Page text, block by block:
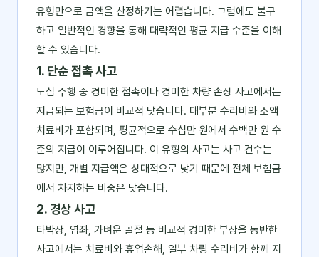
유형만으로 금액을 산정하기는 어렵습니다. 그럼에도 불구
하고 일반적인 경향을 통해 대략적인 평균 지급 수준을 이해
할 수 있습니다.
1. 단순 접촉 사고
도심 주행 중 경미한 접촉이나 경미한 차량 손상 사고에서는
지급되는 보험금이 비교적 낮습니다. 대부분 수리비와 소액
치료비가 포함되며, 평균적으로 수십만 원에서 수백만 원 수
준의 지급이 이루어집니다. 이 유형의 사고는 사고 건수는
많지만, 개별 지급액은 상대적으로 낮기 때문에 전체 보험금
에서 차지하는 비중은 낮습니다.
2. 경상 사고
타박상, 염좌, 가벼운 골절 등 비교적 경미한 부상을 동반한
사고에서는 치료비와 휴업손해, 일부 차량 수리비가 함께 지